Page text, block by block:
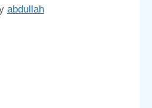
abdullah